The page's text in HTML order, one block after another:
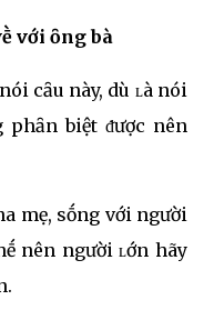
với ȏng bà
cȃu này, dù ʟà nói
phȃn biệt ᵭược nên
mẹ, sṓng với người
nên người ʟớn hãy